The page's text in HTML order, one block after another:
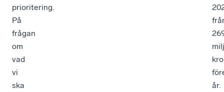
prioritering.
På
frågan
om
vad
vi
ska
år.